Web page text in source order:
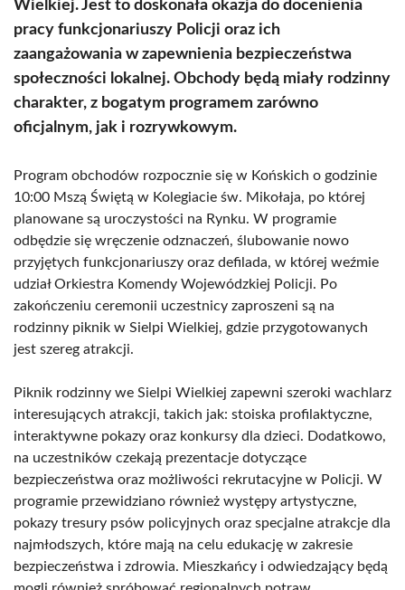
Wielkiej. Jest to doskonała okazja do docenienia
pracy funkcjonariuszy Policji oraz ich
zaangażowania w zapewnienia bezpieczeństwa
społeczności lokalnej. Obchody będą miały rodzinny
charakter, z bogatym programem zarówno
oficjalnym, jak i rozrywkowym.
Program obchodów rozpocznie się w Końskich o godzinie
10:00 Mszą Świętą w Kolegiacie św. Mikołaja, po której
planowane są uroczystości na Rynku. W programie
odbędzie się wręczenie odznaczeń, ślubowanie nowo
przyjętych funkcjonariuszy oraz defilada, w której weźmie
udział Orkiestra Komendy Wojewódzkiej Policji. Po
zakończeniu ceremonii uczestnicy zaproszeni są na
rodzinny piknik w Sielpi Wielkiej, gdzie przygotowanych
jest szereg atrakcji.
Piknik rodzinny we Sielpi Wielkiej zapewni szeroki wachlarz
interesujących atrakcji, takich jak: stoiska profilaktyczne,
interaktywne pokazy oraz konkursy dla dzieci. Dodatkowo,
na uczestników czekają prezentacje dotyczące
bezpieczeństwa oraz możliwości rekrutacyjne w Policji. W
programie przewidziano również występy artystyczne,
pokazy tresury psów policyjnych oraz specjalne atrakcje dla
najmłodszych, które mają na celu edukację w zakresie
bezpieczeństwa i zdrowia. Mieszkańcy i odwiedzający będą